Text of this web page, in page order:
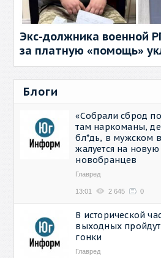
Экс-должника военной
за платную «помощь»
Блоги
«Собрали сброд
там наркоманы,
бл*дь, в мужском
жалуется на
новобранцев
Главред
13:01 2 645 0
В исторической
выходных
гонки
Главред